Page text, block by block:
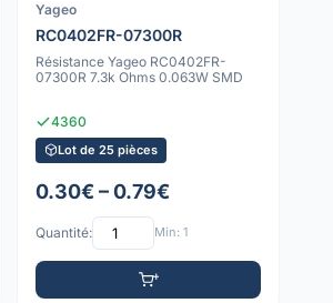
Yageo
RC0402FR-07300R
Résistance Yageo RC0402FR-
07300R 7.3k Ohms 0.063W SMD
4360
Lot de 25 pièces
0.30€ – 0.79€
Quantité: Min: 1